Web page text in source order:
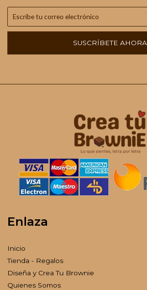
SUSCRÍBETE AHORA
Enlaza
Inicio
Tienda - Regalos
Diseña y Crea Tu Brownie
Quienes Somos